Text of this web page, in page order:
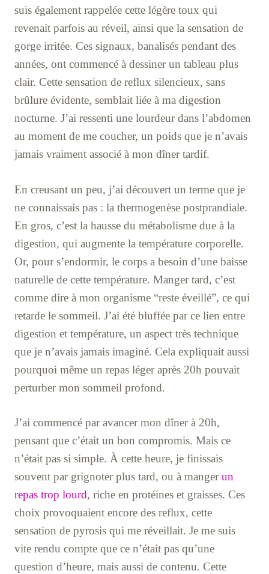
suis également rappelée cette légère toux qui
revenait parfois au réveil, ainsi que la sensation de
gorge irritée. Ces signaux, banalisés pendant des
années, ont commencé à dessiner un tableau plus
clair. Cette sensation de reflux silencieux, sans
brûlure évidente, semblait liée à ma digestion
nocturne. J’ai ressenti une lourdeur dans l’abdomen
au moment de me coucher, un poids que je n’avais
jamais vraiment associé à mon dîner tardif.
En creusant un peu, j’ai découvert un terme que je
ne connaissais pas : la thermogenèse postprandiale.
En gros, c’est la hausse du métabolisme due à la
digestion, qui augmente la température corporelle.
Or, pour s’endormir, le corps a besoin d’une baisse
naturelle de cette température. Manger tard, c’est
comme dire à mon organisme “reste éveillé”, ce qui
retarde le sommeil. J’ai été bluffée par ce lien entre
digestion et température, un aspect très technique
que je n’avais jamais imaginé. Cela expliquait aussi
pourquoi même un repas léger après 20h pouvait
perturber mon sommeil profond.
J’ai commencé par avancer mon dîner à 20h,
pensant que c’était un bon compromis. Mais ce
n’était pas si simple. À cette heure, je finissais
souvent par grignoter plus tard, ou à mangerun
repas trop lourd, riche en protéines et graisses. Ces
choix provoquaient encore des reflux, cette
sensation de pyrosis qui me réveillait. Je me suis
vite rendu compte que ce n’était pas qu’une
question d’heure, mais aussi de contenu. Cette